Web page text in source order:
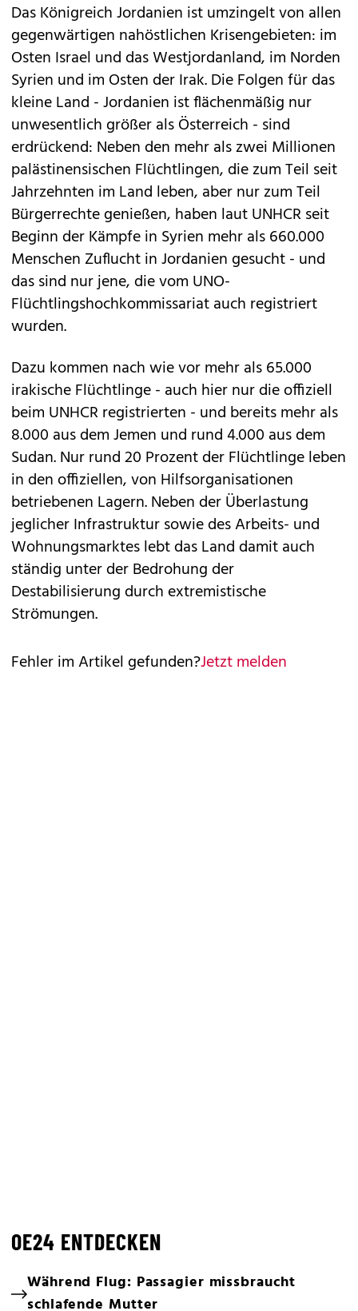
Das Königreich Jordanien ist umzingelt von allen
gegenwärtigen nahöstlichen Krisengebieten: im
Osten Israel und das Westjordanland, im Norden
Syrien und im Osten der Irak. Die Folgen für das
kleine Land - Jordanien ist flächenmäßig nur
unwesentlich größer als Österreich - sind
erdrückend: Neben den mehr als zwei Millionen
palästinensischen Flüchtlingen, die zum Teil seit
Jahrzehnten im Land leben, aber nur zum Teil
Bürgerrechte genießen, haben laut UNHCR seit
Beginn der Kämpfe in Syrien mehr als 660.000
Menschen Zuflucht in Jordanien gesucht - und
das sind nur jene, die vom UNO-
Flüchtlingshochkommissariat auch registriert
wurden.
Dazu kommen nach wie vor mehr als 65.000
irakische Flüchtlinge - auch hier nur die offiziell
beim UNHCR registrierten - und bereits mehr als
8.000 aus dem Jemen und rund 4.000 aus dem
Sudan. Nur rund 20 Prozent der Flüchtlinge leben
in den offiziellen, von Hilfsorganisationen
betriebenen Lagern. Neben der Überlastung
jeglicher Infrastruktur sowie des Arbeits- und
Wohnungsmarktes lebt das Land damit auch
ständig unter der Bedrohung der
Destabilisierung durch extremistische
Strömungen.
Fehler im Artikel gefunden?Jetzt melden
OE24 ENTDECKEN
Während Flug: Passagier missbraucht
schlafende Mutter